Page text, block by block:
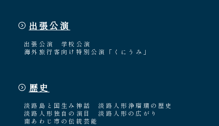
出張公演
出張公演
学校公演
海外旅行客向け特別公演「くにうみ」
歴史
淡路島と国生み神話
淡路人形浄瑠璃の歴史
淡路人形独自の演目
淡路人形の広がり
南あわじ市の伝統芸能